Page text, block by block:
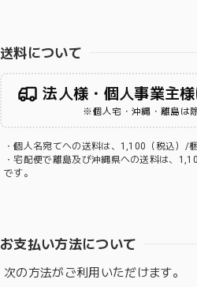
送料について
法人様・個人事業主
※個人宅・沖縄・離島は除
・個人名宛てへの送料は、1,100（税込）/
・宅配便で離島及び沖縄県への送料は、
です。
お支払い方法について
次の方法がご利用いただけます。